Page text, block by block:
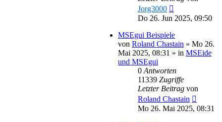
Jorg3000
Do 26. Jun 2025, 09:50
MSEgui Beispiele
von Roland Chastain » Mo 26.
Mai 2025, 08:31 » in MSEide
und MSEgui
0 Antworten
11339 Zugriffe
Letzter Beitrag von
Roland Chastain
Mo 26. Mai 2025, 08:31